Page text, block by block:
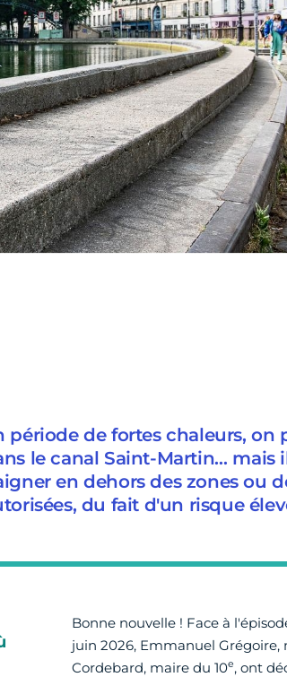
période de fortes chaleurs,
le canal Saint-Martin…
en dehors des zones ou
du fait d'un risque
Bonne nouvelle ! Face à
juin 2026, Emmanuel Grégoire,
Cordebard, maire du 10e, ont